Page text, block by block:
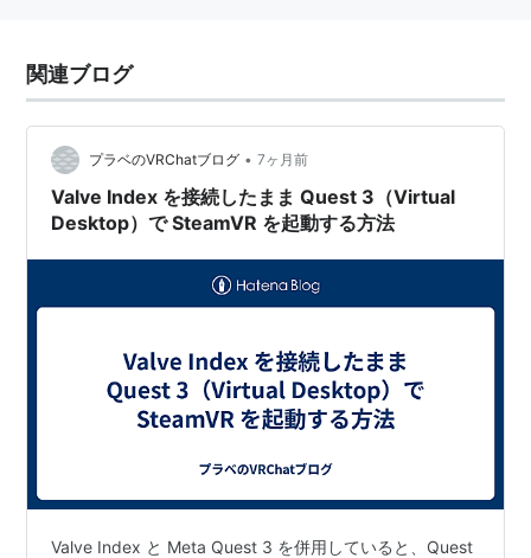
関連ブログ
プラベのVRChatブログ • 7ヶ月前
Valve Index を接続したまま Quest 3（Virtual
Desktop）で SteamVR を起動する方法
Valve Index と Meta Quest 3 を併用していると、Quest